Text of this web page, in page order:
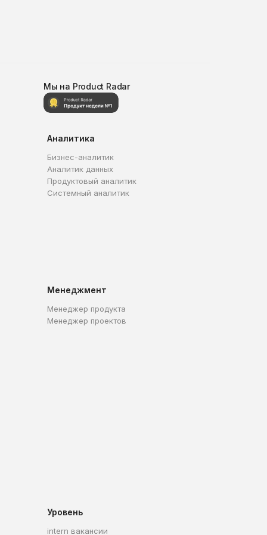
Мы на Product Radar
Аналитика
Бизнес-аналитик
Аналитик данных
Продуктовый аналитик
Системный аналитик
Менеджмент
Менеджер продукта
Менеджер проектов
Уровень
intern вакансии